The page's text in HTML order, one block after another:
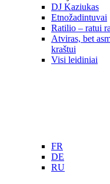
DJ Kaziukas
Etnožadintuvai
Ratilio – ratui
Atviras, bet
kraštui
Visi leidiniai
FR
DE
RU